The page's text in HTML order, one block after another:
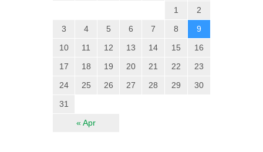
« Apr
1
2
3
4 5 6 7 8
9
10
11 12 13 14 15
16
17
18 19 20 21 22
23
24
25 26 27 28 29
30
31